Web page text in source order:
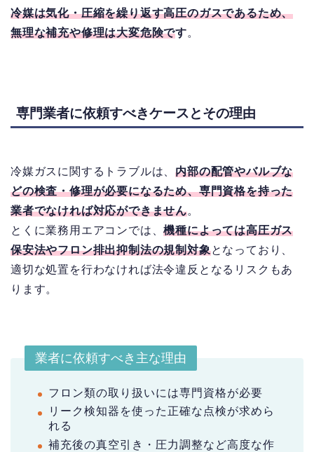
冷媒は気化・圧縮を繰り返す高圧のガスであるため、
無理な補充や修理は大変危険です。
専門業者に依頼すべきケースとその理由
冷媒ガスに関するトラブルは、内部の配管やバルブな
どの検査・修理が必要になるため、専門資格を持った
業者でなければ対応ができません。
とくに業務用エアコンでは、機種によっては高圧ガス
保安法やフロン排出抑制法の規制対象となっており、
適切な処置を行わなければ法令違反となるリスクもあ
ります。
業者に依頼すべき主な理由
フロン類の取り扱いには専門資格が必要
リーク検知器を使った正確な点検が求めら
れる
補充後の真空引き・圧力調整など高度な作